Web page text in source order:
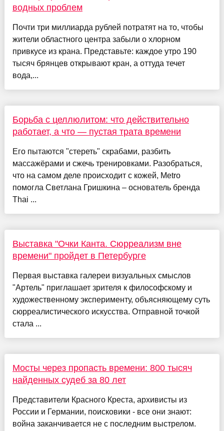
водных проблем
Почти три миллиарда рублей потратят на то, чтобы
жители областного центра забыли о хлорном
привкусе из крана. Представьте: каждое утро 190
тысяч брянцев открывают кран, а оттуда течет
вода,...
Борьба с целлюлитом: что действительно
работает, а что — пустая трата времени
Его пытаются "стереть" скрабами, разбить
массажёрами и сжечь тренировками. Разобраться,
что на самом деле происходит с кожей, Metro
помогла Светлана Гришкина – основатель бренда
Thai ...
Выставка "Очки Канта. Сюрреализм вне
времени" пройдет в Петербурге
Первая выставка галереи визуальных смыслов
"Артель" приглашает зрителя к философскому и
художественному эксперименту, объясняющему суть
сюрреалистического искусства. Отправной точкой
стала ...
Мосты через пропасть времени: 800 тысяч
найденных судеб за 80 лет
Представители Красного Креста, архивисты из
России и Германии, поисковики - все они знают:
война заканчивается не с последним выстрелом.